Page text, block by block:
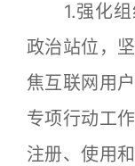
1.强化组
政治站位，
焦互联网用
专项行动工
注册、使用